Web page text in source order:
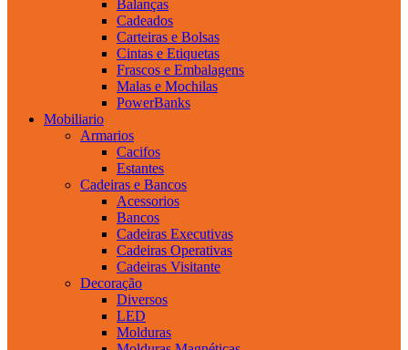
Balanças
Cadeados
Carteiras e Bolsas
Cintas e Etiquetas
Frascos e Embalagens
Malas e Mochilas
PowerBanks
Mobiliario
Armarios
Cacifos
Estantes
Cadeiras e Bancos
Acessorios
Bancos
Cadeiras Executivas
Cadeiras Operativas
Cadeiras Visitante
Decoração
Diversos
LED
Molduras